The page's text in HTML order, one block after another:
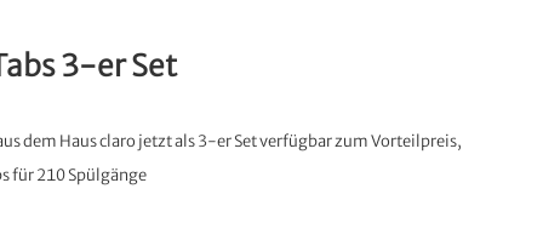
3-er Set
dem Haus claro jetzt als 3-er Set verfügbar zum Vorteilpreis,
für 210 Spülgänge